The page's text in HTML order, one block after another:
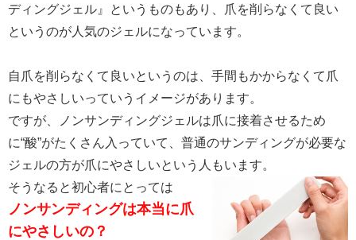
ディングジェル』というものもあり、爪を削らなくて良い
というのが人気のジェルになっています。
自爪を削らなくて良いというのは、手間もかからなくて爪
にもやさしいっていうイメージがあります。
ですが、ノンサンディングジェルは爪に接着させるため
に“酸”がたくさん入っていて、普通のサンディングが必要な
ジェルの方が爪にやさしいという人もいます。
そうなると初心者にとっては
ノンサンディングは本当に爪
にやさしいの？